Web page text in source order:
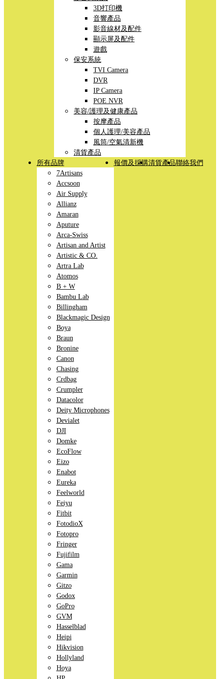
3D打印機
音響產品
影音線材及配件
顯示屏及配件
遊戲
保安系統
TVI Camera
DVR
IP Camera
POE NVR
美容/護理及健康產品
按摩產品
個人護理/美容產品
風筒/空氣清新機
清貨產品
所有品牌
7Artisans
Accsoon
Air Supply
Allianz
Amaran
Aputure
Arca-Swiss
Artisan and Artist
Artistic & CO.
Artra Lab
Atomos
B + W
Bambu Lab
Billingham
Blackmagic Design
Boya
Braun
Bronine
Canon
Chasing
Crdbag
Crumpler
Datacolor
Deity Microphones
Devialet
DJI
Domke
EcoFlow
Eizo
Enabot
Eureka
Feelworld
Feiyu
Fitbit
FotodioX
Fotopro
Fringer
Fujifilm
Gama
Garmin
Gitzo
Godox
GoPro
GVM
Hasselblad
Heipi
Hikvision
Hollyland
Hoya
報價及採購清貨產品聯絡我們